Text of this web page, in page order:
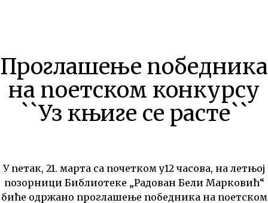
Проглашење победника
на поетском конкурсу
``Уз књиге се расте``
У петак, 21. марта са почетком у12 часова, на летњој
позорници Библиотеке „Радован Бели Марковић“
биће одржано проглашење победника на поетском